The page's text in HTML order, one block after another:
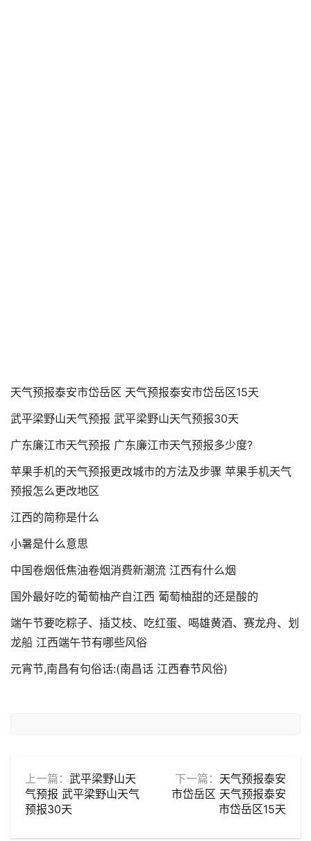
天气预报泰安市岱岳区 天气预报泰安市岱岳区15天
武平梁野山天气预报 武平梁野山天气预报30天
广东廉江市天气预报 广东廉江市天气预报多少度?
苹果手机的天气预报更改城市的方法及步骤 苹果手机天气
预报怎么更改地区
江西的简称是什么
小暑是什么意思
中国卷烟低焦油卷烟消费新潮流 江西有什么烟
国外最好吃的葡萄柚产自江西 葡萄柚甜的还是酸的
端午节要吃粽子、插艾枝、吃红蛋、喝雄黄酒、赛龙舟、划
龙船 江西端午节有哪些风俗
元宵节,南昌有句俗话:(南昌话 江西春节风俗)
上一篇： 武平梁野山天
气预报 武平梁野山天气
预报30天
下一篇： 天气预报泰安
市岱岳区 天气预报泰安
市岱岳区15天